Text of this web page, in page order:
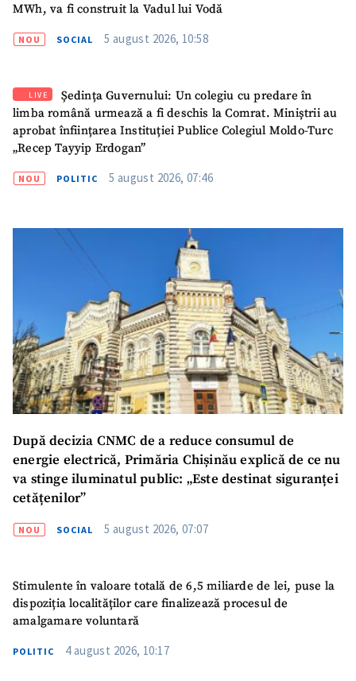
SUSȚINE
MWh, va fi construit la Vadul lui Vodă
NOU SOCIAL 5 august 2026, 10:58
LIVE
Ședința Guvernului: Un colegiu cu predare în
limba română urmează a fi deschis la Comrat. Miniștrii au
aprobat înființarea Instituției Publice Colegiul Moldo-Turc
„Recep Tayyip Erdogan”
NOU POLITIC 5 august 2026, 07:46
După decizia CNMC de a reduce consumul de
energie electrică, Primăria Chișinău explică de ce nu
va stinge iluminatul public: „Este destinat siguranței
cetățenilor”
NOU SOCIAL 5 august 2026, 07:07
Stimulente în valoare totală de 6,5 miliarde de lei, puse la
dispoziția localităților care finalizează procesul de
amalgamare voluntară
POLITIC 4 august 2026, 10:17
Am citit și sunt de
acord cupolitica de
confidențialitate
TRIMITE ȘTIREA